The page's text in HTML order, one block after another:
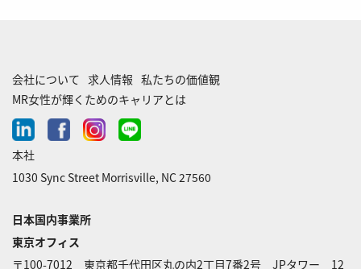
会社について 求人情報 私たちの価値観
MR女性が輝くためのキャリアとは
linkedinfacebookinstagram
line-
本社
1030 Sync Street Morrisville, NC 27560
日本国内事業所
東京オフィス
〒100-7012 東京都千代田区丸の内2丁目7番2号 JPタワー 12